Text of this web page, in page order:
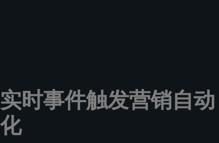
实时事件触发营销自动
化